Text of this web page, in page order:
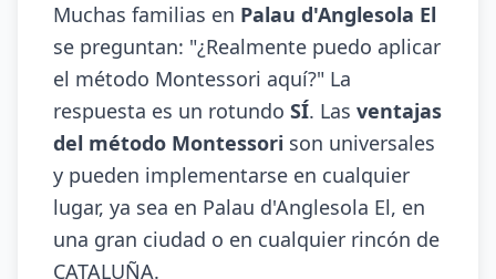
Muchas familias en Palau d'Anglesola El
se preguntan: "¿Realmente puedo aplicar
el método Montessori aquí?" La
respuesta es un rotundo SÍ. Las ventajas
del método Montessori son universales
y pueden implementarse en cualquier
lugar, ya sea en Palau d'Anglesola El, en
una gran ciudad o en cualquier rincón de
CATALUÑA.